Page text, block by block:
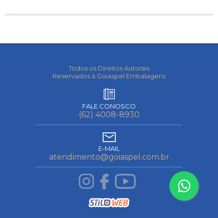
Todos os Direitos Autorais
Reservados à Goiaspel Embalagens
FALE CONOSCO
(62) 4008-8930
E-MAIL
atendimento@goiaspel.com.br